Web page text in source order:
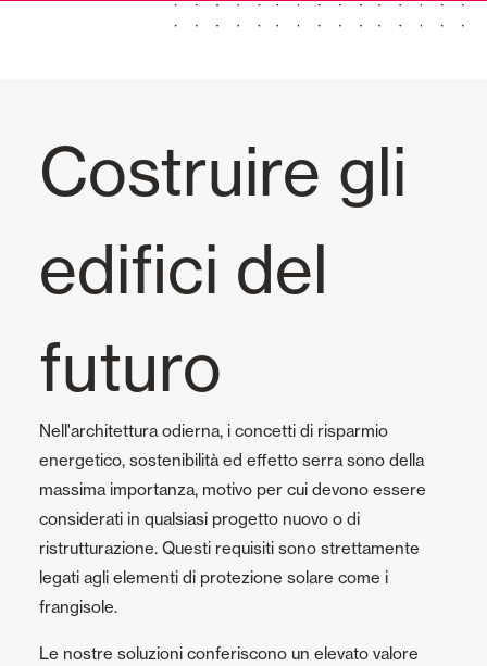
Costruire gli
edifici del
futuro
Nell'architettura odierna, i concetti di risparmio
energetico, sostenibilità ed effetto serra sono della
massima importanza, motivo per cui devono essere
considerati in qualsiasi progetto nuovo o di
ristrutturazione. Questi requisiti sono strettamente
legati agli elementi di protezione solare come i
frangisole.
Le nostre soluzioni conferiscono un elevato valore
Persiane Mallorquina pieghevole
Tende interne
Vetrate
Tende Esterne
Porte Automatiche
Zanzariere
Portoni Garage e Serrande Avvolgibili
Smart Home e automatismi